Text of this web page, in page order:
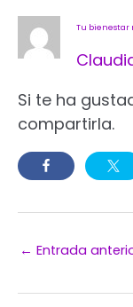
Tu bienestar
Si te ha
compartirla.
← Entrada